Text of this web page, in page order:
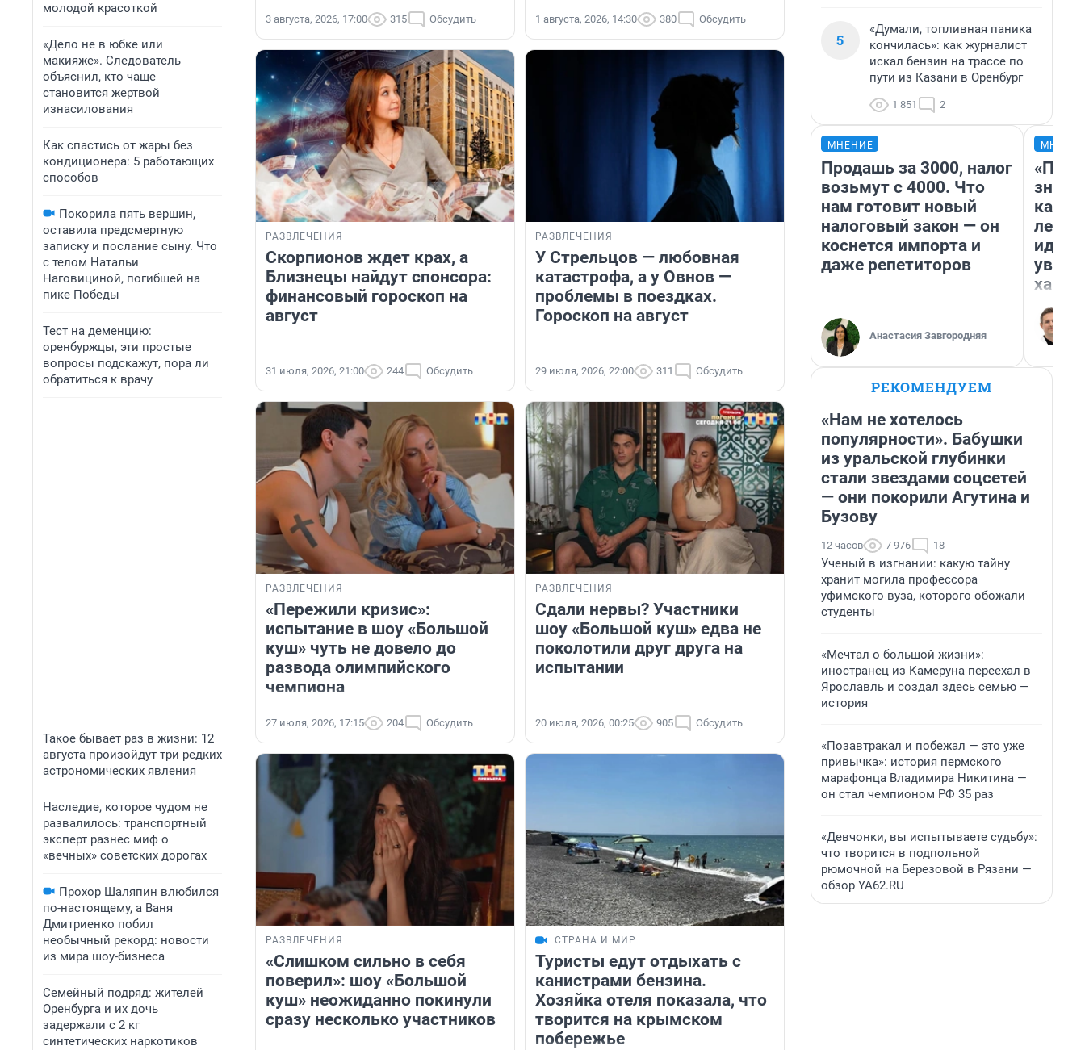
молодой красоткой
«Дело не в юбке или
макияже». Следователь
объяснил, кто чаще
становится жертвой
изнасилования
Как спастись от жары без
кондиционера: 5 работающих
способов
Покорила пять вершин,
оставила предсмертную
записку и послание сыну. Что
с телом Натальи
Наговициной, погибшей на
пике Победы
Тест на деменцию:
оренбуржцы, эти простые
вопросы подскажут, пора ли
обратиться к врачу
Такое бывает раз в жизни: 12
августа произойдут три редких
астрономических явления
Наследие, которое чудом не
развалилось: транспортный
эксперт разнес миф о
«вечных» советских дорогах
Прохор Шаляпин влюбился
по-настоящему, а Ваня
Дмитриенко побил
необычный рекорд: новости
из мира шоу-бизнеса
Семейный подряд: жителей
Оренбурга и их дочь
задержали с 2 кг
синтетических наркотиков
3 августа, 2026, 17:00 315 Обсудить 1 августа, 2026, 14:30 380 Обсудить
РАЗВЛЕЧЕНИЯ
Скорпионов ждет крах, а
Близнецы найдут спонсора:
финансовый гороскоп на
август
31 июля, 2026, 21:00 244 Обсудить
РАЗВЛЕЧЕНИЯ
У Стрельцов — любовная
катастрофа, а у Овнов —
проблемы в поездках.
Гороскоп на август
29 июля, 2026, 22:00 311 Обсудить
РАЗВЛЕЧЕНИЯ
«Пережили кризис»:
испытание в шоу «Большой
куш» чуть не довело до
развода олимпийского
чемпиона
27 июля, 2026, 17:15 204 Обсудить
РАЗВЛЕЧЕНИЯ
Сдали нервы? Участники
шоу «Большой куш» едва не
поколотили друг друга на
испытании
20 июля, 2026, 00:25 905 Обсудить
РАЗВЛЕЧЕНИЯ
«Слишком сильно в себя
поверил»: шоу «Большой
куш» неожиданно покинули
сразу несколько участников
СТРАНА И МИР
Туристы едут отдыхать с
канистрами бензина.
Хозяйка отеля показала, что
творится на крымском
побережье
5
«Думали, топливная паника
кончилась»: как журналист
искал бензин на трассе по
пути из Казани в Оренбург
1 851 2
МНЕНИЕ
Продашь за 3000, налог
возьмут с 4000. Что
нам готовит новый
налоговый закон — он
коснется импорта и
даже репетиторов
Анастасия Завгородняя
идею
РЕКОМЕНДУЕМ
«Нам не хотелось
популярности». Бабушки
из уральской глубинки
стали звездами соцсетей
— они покорили Агутина и
Бузову
12 часов 7 976 18
Ученый в изгнании: какую тайну
хранит могила профессора
уфимского вуза, которого обожали
студенты
«Мечтал о большой жизни»:
иностранец из Камеруна переехал в
Ярославль и создал здесь семью —
история
«Позавтракал и побежал — это уже
привычка»: история пермского
марафонца Владимира Никитина —
он стал чемпионом РФ 35 раз
«Девчонки, вы испытываете судьбу»:
что творится в подпольной
рюмочной на Березовой в Рязани —
обзор YA62.RU